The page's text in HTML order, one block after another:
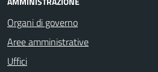
Organi di governo
Aree amministrative
Uffici